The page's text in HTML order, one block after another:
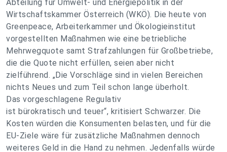
Abteilung für Umwelt- und Energiepolitik in der
Wirtschaftskammer Österreich (WKÖ). Die heute von
Greenpeace, Arbeiterkammer und Ökologieinstitut
vorgestellten Maßnahmen wie eine betriebliche
Mehrwegquote samt Strafzahlungen für Großbetriebe,
die die Quote nicht erfüllen, seien aber nicht
zielführend. „Die Vorschläge sind in vielen Bereichen
nichts Neues und zum Teil schon lange überholt.
Das vorgeschlagene Regulativ
ist bürokratisch und teuer“, kritisiert Schwarzer. Die
Kosten würden die Konsumenten belasten, und für die
EU-Ziele wäre für zusätzliche Maßnahmen dennoch
weiteres Geld in die Hand zu nehmen. Jedenfalls würde